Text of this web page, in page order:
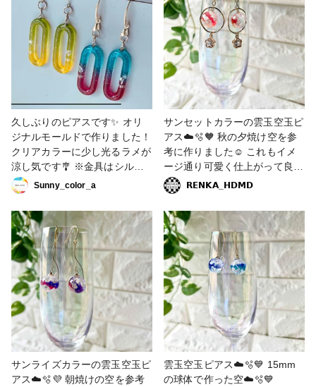
こ資材王
久しぶりのピアスです✨ オリ
ジナルモールドで作りました！
クリアカラーに少し光るラメが
涼し気です🎐 ※金具はシルバ
ーなんです。。 ゴールドに見
えますよね。。 写真難し
い。。。 #アクセサリー部 #ピ
アス #レジンピアス #ピアス #
夏
Sunny_color_a
サンセットカラーの雲玉空玉ピ
アス☁️🫧🧡 秋の夕焼け空を参
考に作りました☺️ これもイメ
ージ通り可愛く仕上がって良か
った🧡 #秋の作品コンテスト
2023 #アクセサリー部 #ピアス
#サンセット #夕焼け #レジン
#レジンアクセサリー #レジン
ピアス #空 #雲 #空玉 #雲玉 #
空玉レジン #雲玉レジン #レジ
ンエキスパート講座認定講師 #
オレンジ #赤 #レッド #オレン
ジグラデーション
𝗥𝗘𝗡𝗞𝗔_𝗛𝗗𝗠𝗗
サンライズカラーの雲玉空玉ピ
アス☁️🫧💜 朝焼けの空を参考
雲玉空玉ピアス☁️🫧💙 15mm
の球体で作った空☁️🫧💙